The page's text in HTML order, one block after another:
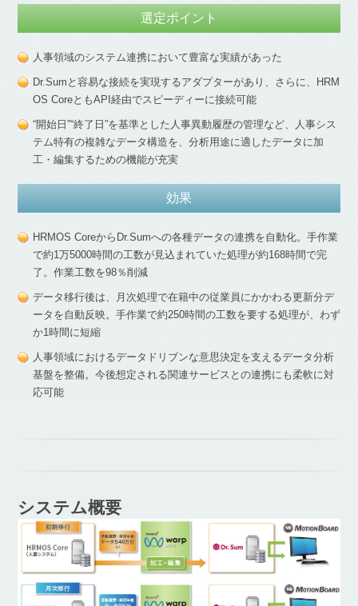
選定ポイント
人事領域のシステム連携において豊富な実績があった
Dr.Sumと容易な接続を実現するアダプターがあり、さらに、HRM
OS CoreともAPI経由でスピーディーに接続可能
“開始日”“終了日”を基準とした人事異動履歴の管理など、人事シス
テム特有の複雑なデータ構造を、分析用途に適したデータに加
工・編集するための機能が充実
効果
HRMOS CoreからDr.Sumへの各種データの連携を自動化。手作業
で約1万5000時間の工数が見込まれていた処理が約168時間で完
了。作業工数を98％削減
データ移行後は、月次処理で在籍中の従業員にかかわる更新分デ
ータを自動反映。手作業で約250時間の工数を要する処理が、わず
か1時間に短縮
人事領域におけるデータドリブンな意思決定を支えるデータ分析
基盤を整備。今後想定される関連サービスとの連携にも柔軟に対
応可能
システム概要